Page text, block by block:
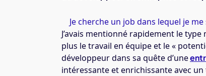
Je cherche un job dans lequel je
J’avais mentionné rapidement le
plus le travail en équipe et le «
développeur dans sa quête d’une
intéressante et enrichissante avec